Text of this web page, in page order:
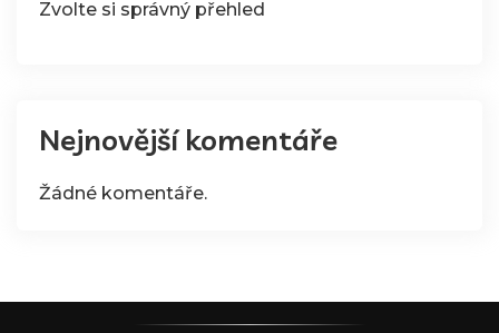
Zvolte si správný přehled
Nejnovější komentáře
Žádné komentáře.